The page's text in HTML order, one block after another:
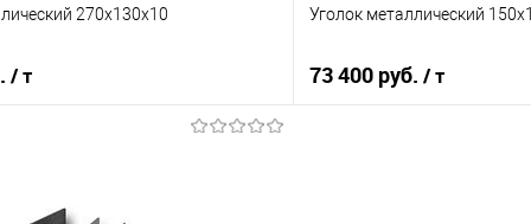
270х130х10
/ т
Уголок металлический
73 400 руб. / т